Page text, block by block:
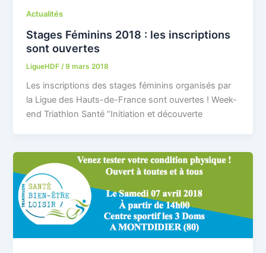
Actualités
Stages Féminins 2018 : les inscriptions
sont ouvertes
LigueHDF /9 mars 2018
Les inscriptions des stages féminins organisés par
la Ligue des Hauts-de-France sont ouvertes ! Week-
end Triathlon Santé “Initiation et découverte